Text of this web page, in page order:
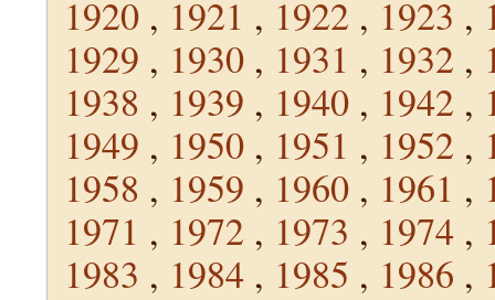
1920 , 1921 , 1922 , 1923 ,
1929 , 1930 , 1931 , 1932 ,
1938 , 1939 , 1940 , 1942 ,
1949 , 1950 , 1951 , 1952 ,
1958 , 1959 , 1960 , 1961 ,
1971 , 1972 , 1973 , 1974 ,
1983 , 1984 , 1985 , 1986 ,